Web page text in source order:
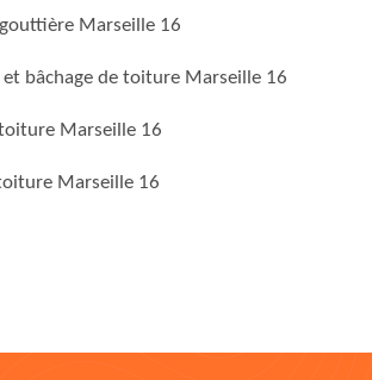
Marseille 16
et bâchage de toiture Marseille 16
Marseille 16
Marseille 16